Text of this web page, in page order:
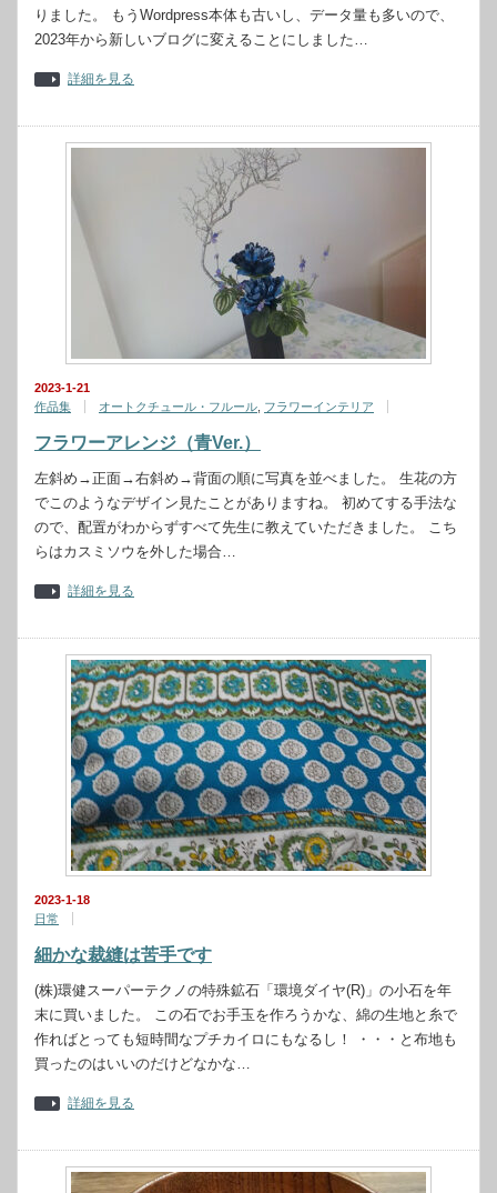
りました。 もうWordpress本体も古いし、データ量も多いので、
2023年から新しいブログに変えることにしました…
詳細を見る
2023-1-21
作品集
オートクチュール・フルール フラワーインテリア
フラワーアレンジ（青Ver.）
左斜め→正面→右斜め→背面の順に写真を並べました。 生花の方
でこのようなデザイン見たことがありますね。 初めてする手法な
ので、配置がわからずすべて先生に教えていただきました。 こち
らはカスミソウを外した場合…
詳細を見る
2023-1-18
日常
細かな裁縫は苦手です
(株)環健スーパーテクノの特殊鉱石「環境ダイヤ(R)」の小石を年
末に買いました。 この石でお手玉を作ろうかな、綿の生地と糸で
作ればとっても短時間なプチカイロにもなるし！ ・・・と布地も
買ったのはいいのだけどなかな…
詳細を見る